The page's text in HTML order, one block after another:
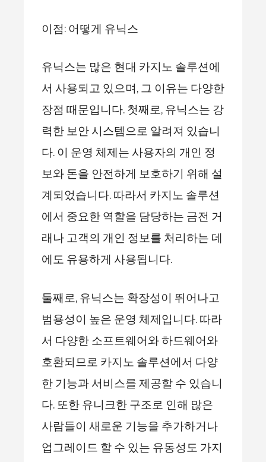
이점: 어떻게 유닉스
유닉스는 많은 현대 카지노 솔루션에
서 사용되고 있으며, 그 이유는 다양한
장점 때문입니다. 첫째로, 유닉스는 강
력한 보안 시스템으로 알려져 있습니
다. 이 운영 체제는 사용자의 개인 정
보와 돈을 안전하게 보호하기 위해 설
계되었습니다. 따라서 카지노 솔루션
에서 중요한 역할을 담당하는 금전 거
래나 고객의 개인 정보를 처리하는 데
에도 유용하게 사용됩니다.
둘째로, 유닉스는 확장성이 뛰어나고
범용성이 높은 운영 체제입니다. 따라
서 다양한 소프트웨어와 하드웨어와
호환되므로 카지노 솔루션에서 다양
한 기능과 서비스를 제공할 수 있습니
다. 또한 유니크한 구조로 인해 많은
사람들이 새로운 기능을 추가하거나
업그레이드 할 수 있는 유동성도 가지